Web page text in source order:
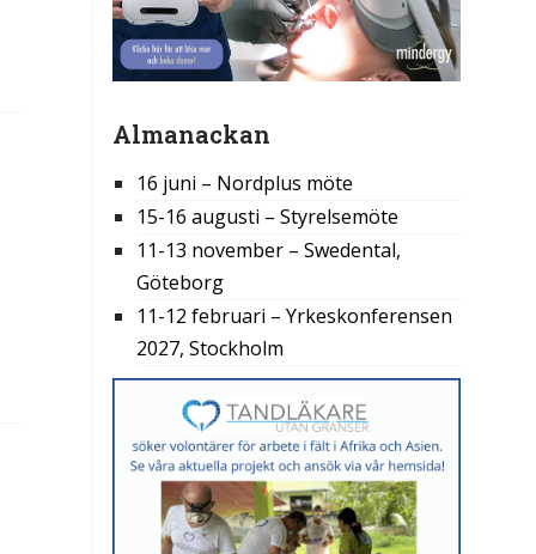
Almanackan
16 juni – Nordplus möte
15-16 augusti – Styrelsemöte
11-13 november – Swedental,
Göteborg
11-12 februari – Yrkeskonferensen
2027, Stockholm